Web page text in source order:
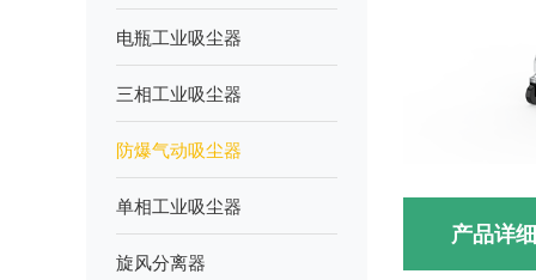
电瓶工业吸尘器
三相工业吸尘器
防爆气动吸尘器
单相工业吸尘器
旋风分离器
产品详细